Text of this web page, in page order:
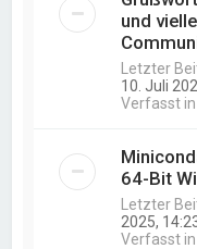
und
Letzter
10. Juli
Verfasst
64-Bit
Letzter
2025,
Verfasst in